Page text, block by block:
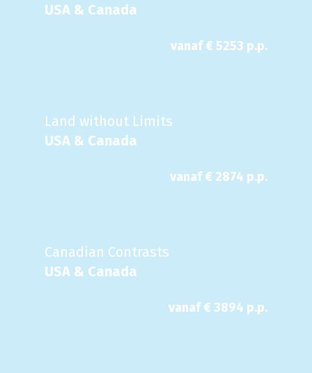
USA & Canada
vanaf € 5253 p.p.
Land without Limits
USA & Canada
vanaf € 2874 p.p.
Canadian Contrasts
USA & Canada
vanaf € 3894 p.p.